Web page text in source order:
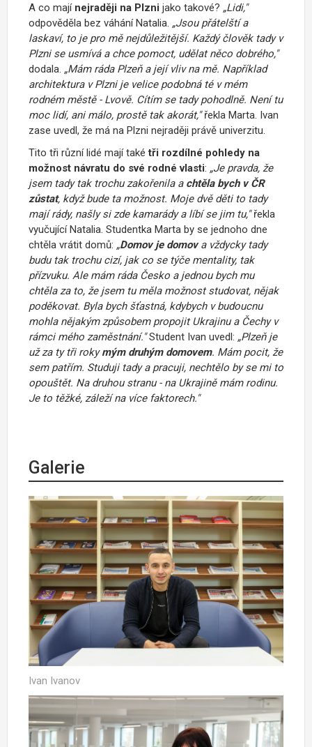
A co mají nejraději na Plzni jako takové? „Lidi,"
odpověděla bez váhání Natalia. „Jsou přátelští a
laskaví, to je pro mě nejdůležitější. Každý člověk tady v
Plzni se usmívá a chce pomoct, udělat něco dobrého,"
dodala. „Mám ráda Plzeň a její vliv na mě. Například
architektura v Plzni je velice podobná té v mém
rodném městě - Lvově. Cítím se tady pohodlně. Není tu
moc lidí, ani málo, prostě tak akorát,"řekla Marta. Ivan
zase uvedl, že má na Plzni nejraději právě univerzitu.
Tito tři různí lidé mají takétři rozdílné pohledy na
možnost návratu do své rodné vlasti: „Je pravda, že
jsem tady tak trochu zakořenila a chtěla bych v ČR
zůstat, když bude ta možnost. Moje dvě děti to tady
mají rády, našly si zde kamarády a líbí se jim tu,"řekla
vyučující Natalia. Studentka Marta by se jednoho dne
chtěla vrátit domů: „Domov je domova vždycky tady
budu tak trochu cizí, jak co se týče mentality, tak
přízvuku. Ale mám ráda Česko a jednou bych mu
chtěla za to, že jsem tu měla možnost studovat, nějak
poděkovat. Byla bych šťastná, kdybych v budoucnu
mohla nějakým způsobem propojit Ukrajinu a Čechy v
rámci mého zaměstnání."Student Ivan uvedl: „Plzeň je
už za ty tři rokymým druhým domovem. Mám pocit, že
sem patřím. Studuji tady a pracuji, nechtělo by se mi to
opouštět. Na druhou stranu - na Ukrajině mám rodinu.
Je to těžké, záleží na více faktorech."
Galerie
Ivan Ivanov